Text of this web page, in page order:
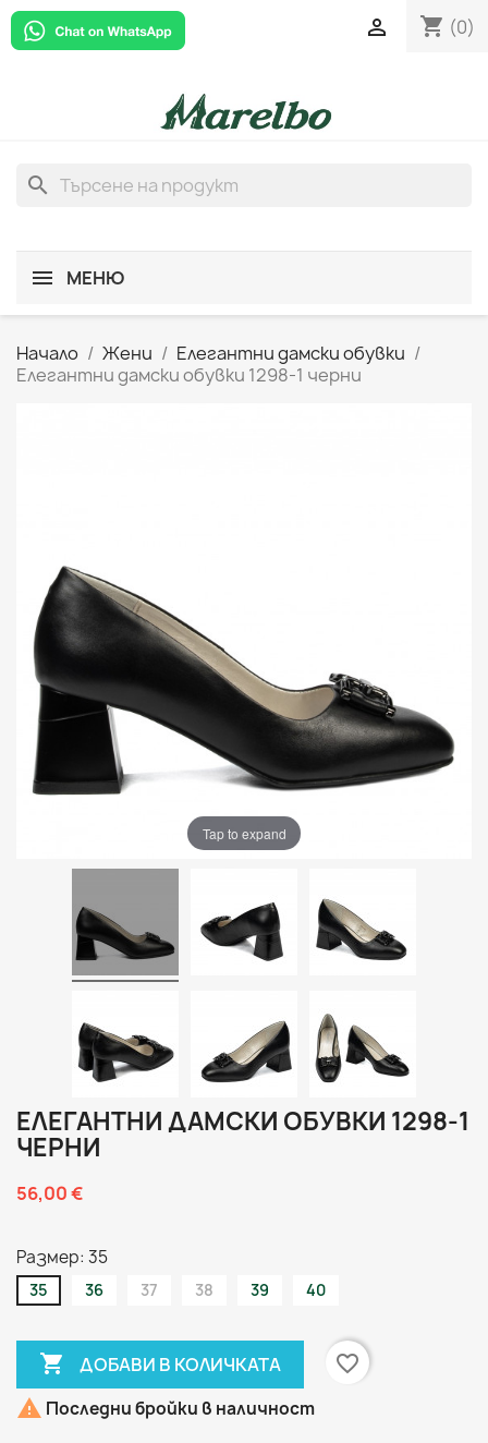
shopping_cart (0)

search
МЕНЮ
Начало Жени
Елегантни дамски обувки
Елегантни дамски обувки 1298-1 черни
Tap to expand
ЕЛЕГАНТНИ ДАМСКИ ОБУВКИ 1298-1
ЧЕРНИ
56,00 €
Размер: 35
35 36 37 38 39 40
 ДОБАВИ В КОЛИЧКАТА
favorite_border
 Последни бройки в наличност